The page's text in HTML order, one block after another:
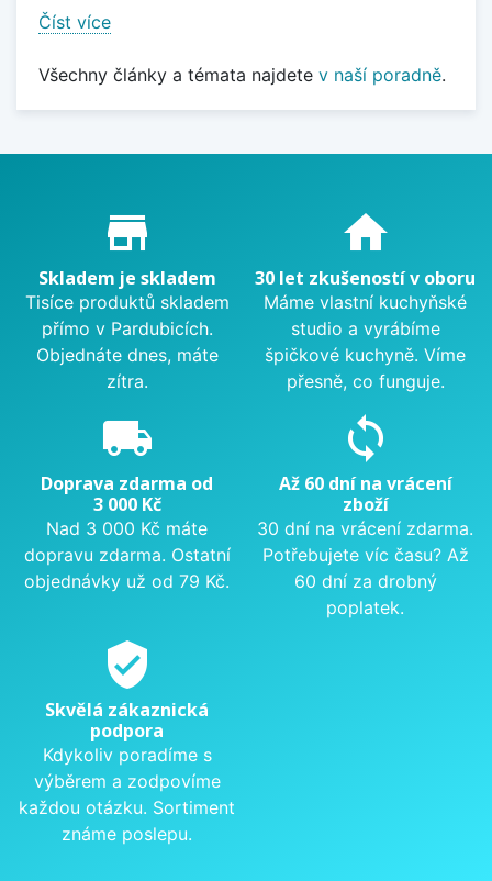
Číst více
Všechny články a témata najdete v naší poradně.
Proč nakupovat u nás?
store_mall_directory
Skladem je skladem
Tisíce produktů skladem
přímo v Pardubicích.
Objednáte dnes, máte
zítra.
home
30 let zkušeností v oboru
Máme vlastní kuchyňské
studio a vyrábíme
špičkové kuchyně. Víme
přesně, co funguje.
local_shipping
Doprava zdarma od
3 000 Kč
Nad 3 000 Kč máte
dopravu zdarma. Ostatní
objednávky už od 79 Kč.
sync
Až 60 dní na vrácení
zboží
30 dní na vrácení zdarma.
Potřebujete víc času? Až
60 dní za drobný
poplatek.
verified_user
Skvělá zákaznická
podpora
Kdykoliv poradíme s
výběrem a zodpovíme
každou otázku. Sortiment
známe poslepu.